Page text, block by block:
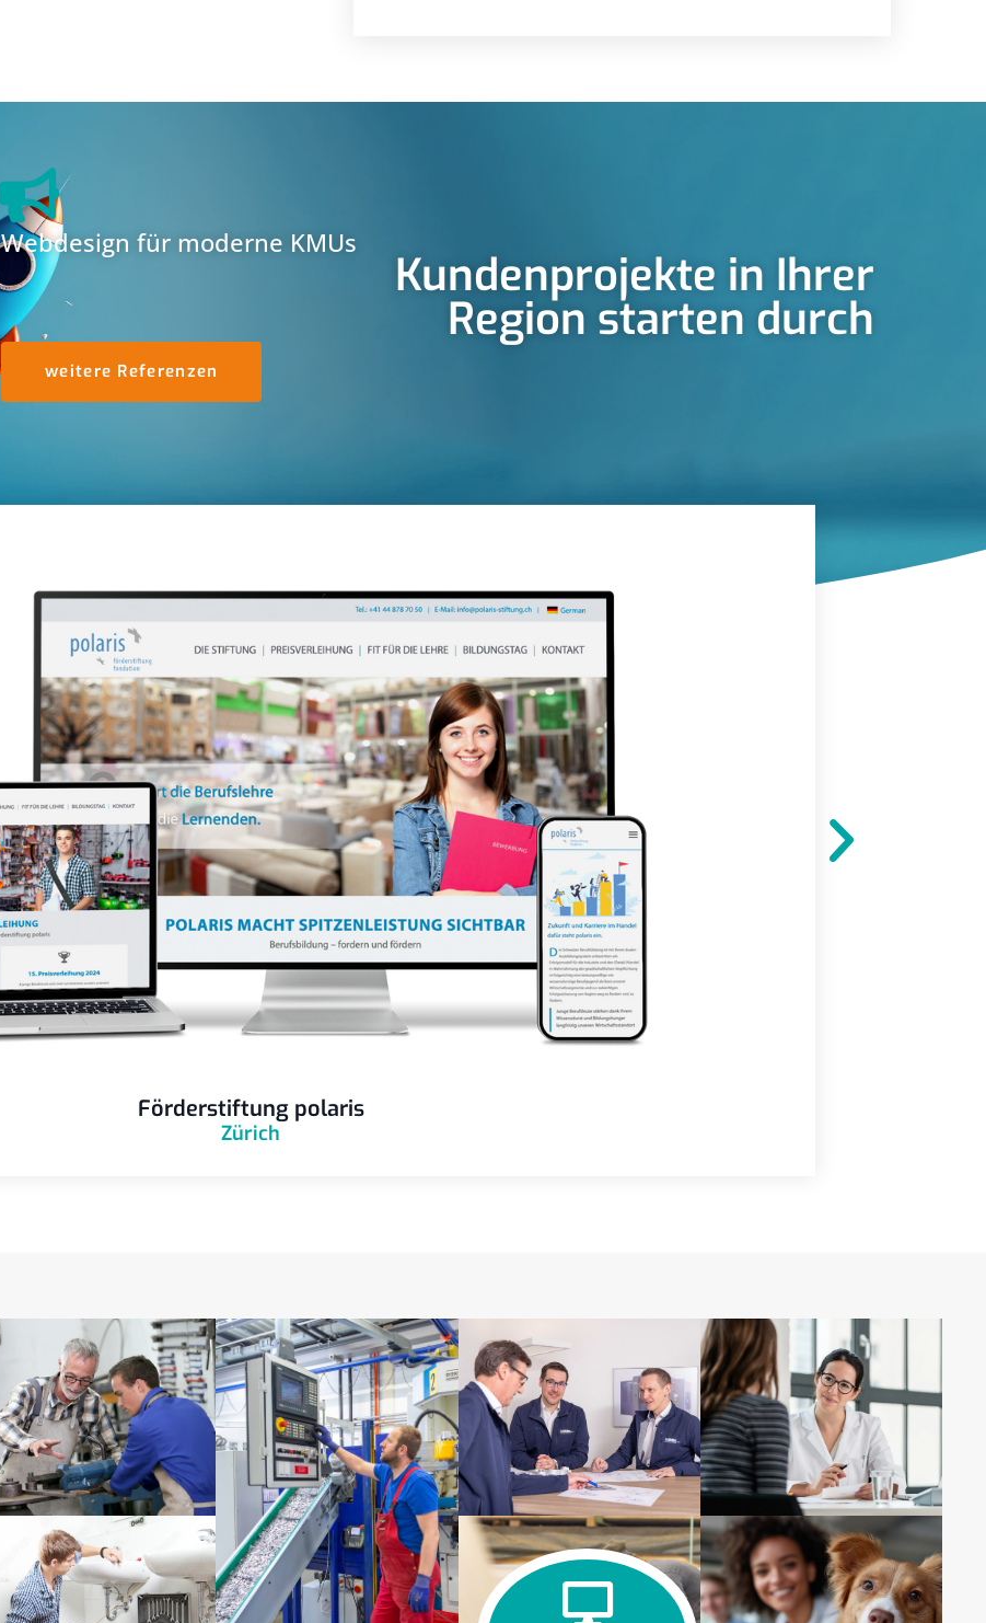
Webdesign für moderne KMUs
Kundenprojekte in Ihrer
Region starten durch
weitere Referenzen
Förderstiftung polaris
Zürich